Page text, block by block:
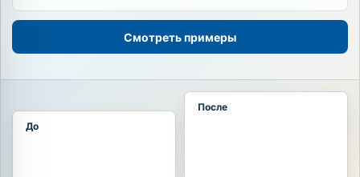
Смотреть примеры
До
После